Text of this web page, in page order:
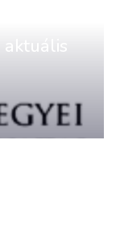
aktuális